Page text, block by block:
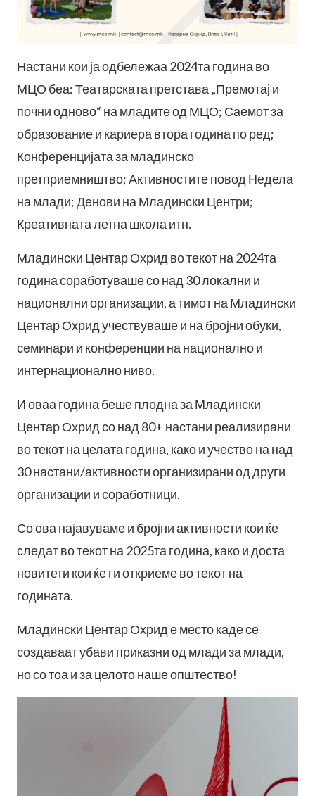
Настани кои ја одбележаа 2024та година во
МЦО беа: Театарската претстава „Премотај и
почни одново“ на младите од МЦО; Саемот за
образование и кариера втора година по ред;
Конференцијата за младинско
претприемништво; Активностите повод Недела
на млади; Денови на Младински Центри;
Креативната летна школа итн.
Младински Центар Охрид во текот на 2024та
година соработуваше со над 30 локални и
национални организации, а тимот на Младински
Центар Охрид учествуваше и на бројни обуки,
семинари и конференции на национално и
интернационално ниво.
И оваа година беше плодна за Младински
Центар Охрид со над 80+ настани реализирани
во текот на целата година, како и учество на над
30 настани/активности организирани од други
организации и соработници.
Со ова најавуваме и бројни активности кои ќе
следат во текот на 2025та година, како и доста
новитети кои ќе ги откриеме во текот на
годината.
Младински Центар Охрид е место каде се
создаваат убави приказни од млади за млади,
но со тоа и за целото наше општество!